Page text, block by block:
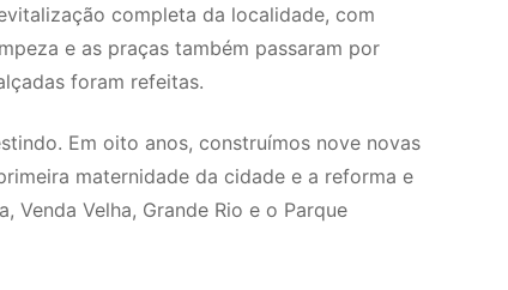
completa da localidade, com
e as praças também passaram por
foram refeitas.
Em oito anos, construímos nove novas
maternidade da cidade e a reforma e
Velha, Grande Rio e o Parque